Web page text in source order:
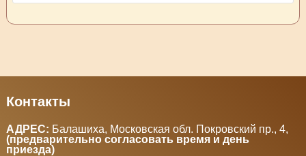
Контакты
АДРЕС: Балашиха, Московская обл. Покровский пр., 4,
(предварительно согласовать время и день
приезда)